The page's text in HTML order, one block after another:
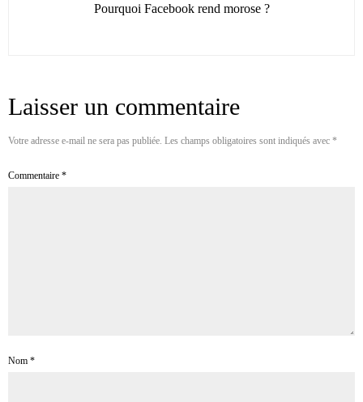
Pourquoi Facebook rend morose ?
Laisser un commentaire
Votre adresse e-mail ne sera pas publiée. Les champs obligatoires sont indiqués avec *
Commentaire *
Nom *